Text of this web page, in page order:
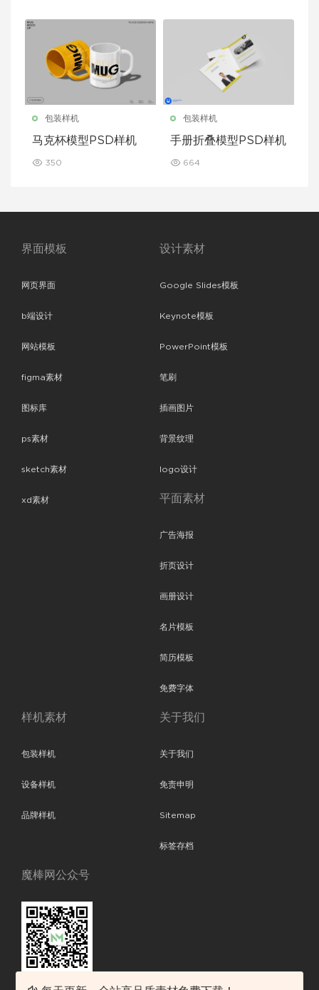
包装样机
马克杯模型PSD样机
350
包装样机
手册折叠模型PSD样机
664
界面模板
网页界面
b端设计
网站模板
figma素材
图标库
ps素材
sketch素材
xd素材
设计素材
Google Slides模板
Keynote模板
PowerPoint模板
笔刷
插画图片
背景纹理
logo设计
平面素材
广告海报
折页设计
画册设计
名片模板
简历模板
免费字体
样机素材
包装样机
设备样机
品牌样机
关于我们
关于我们
免责申明
Sitemap
标签存档
魔棒网公众号